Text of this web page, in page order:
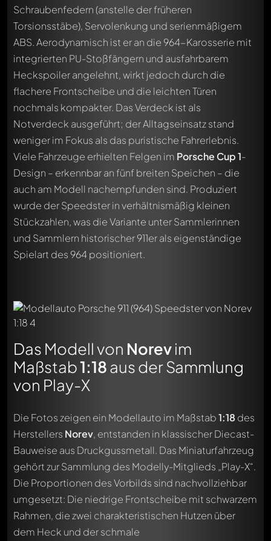
Schraubenfedern (anstelle der früheren
Torsionsstäbe), Servolenkung und serienmäßigem
ABS. Aerodynamisch ist er an die 964-Karosserie mit
integrierten PU-Stoßfängern und ausfahrbarem
Heckspoiler angelehnt, wirkt jedoch durch die
flachere Frontscheibe und die leichten Türen
nochmals kompakter. Das Verdeck ist als
Notverdeck ausgeführt; der Alltagseinsatz stand
weniger im Fokus als das puristische Fahrerlebnis.
Viele Fahrzeuge erhielten Felgen im Porsche Cup 1-
Design – erkennbar an fünf breiten Speichen – die
auch am Modell nachempfunden sind. Produziert
wurde der Speedster in verhältnismäßig kleinen
Stückzahlen, was die Variante unter Sammlerinnen
und Sammlern historischer 911er als eigenständige
Spielart des 964 positioniert.
Das Modell von Norevim
Maßstab1:18aus der Sammlung
von Play-X
Die Fotos zeigen ein Modellauto im Maßstab1:18des
Herstellers Norev, entstanden in klassischer Diecast-
Bauweise aus Druckgussmetall. Das Miniaturfahrzeug
gehört zur Sammlung des Modelly-Mitglieds „Play-X“.
Die Proportionen des Vorbilds sind nachvollziehbar
umgesetzt: Die niedrige Frontscheibe mit schwarzem
Rahmen, die zwei charakteristischen Hutzen über
dem Heck und der schmale